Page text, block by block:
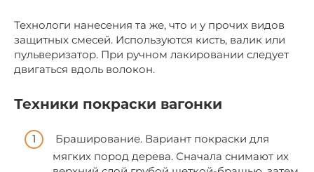
Технологи нанесения та же, что и у прочих видов
защитных смесей. Используются кисть, валик или
пульверизатор. При ручном лакировании следует
двигаться вдоль волокон.
Техники покраски вагонки
Браширование. Вариант покраски для
мягких пород дерева. Сначала снимают их